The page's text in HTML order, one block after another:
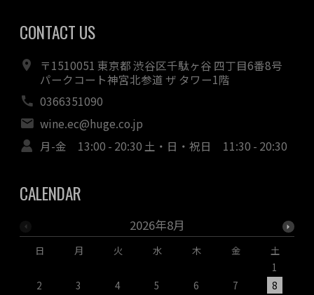
CONTACT US
〒1510051 東京都 渋谷区千駄ヶ谷 四丁目6番8号
パークコート神宮北参道 ザ タワー1階
0366351090
wine.ec@huge.co.jp
月-金 13:00 - 20:30 土・日・祝日 11:30 - 20:30
CALENDAR
2026年8月
日 月 火 水 木 金
土
1
2
3 4 5 6 7 8